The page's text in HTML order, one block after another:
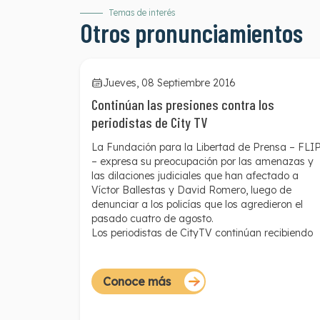
Temas de interés
Otros pronunciamientos
Jueves, 08 Septiembre 2016
Continúan las presiones contra los
periodistas de City TV
La Fundación para la Libertad de Prensa – FLIP
– expresa su preocupación por las amenazas y
las dilaciones judiciales que han afectado a
Víctor Ballestas y David Romero, luego de
denunciar a los policías que los agredieron el
pasado cuatro de agosto.
Los periodistas de CityTV continúan recibiendo
provenientes de la cuenta de twitter
@MunozFm6248508, en la que el agresor se
Conoce más